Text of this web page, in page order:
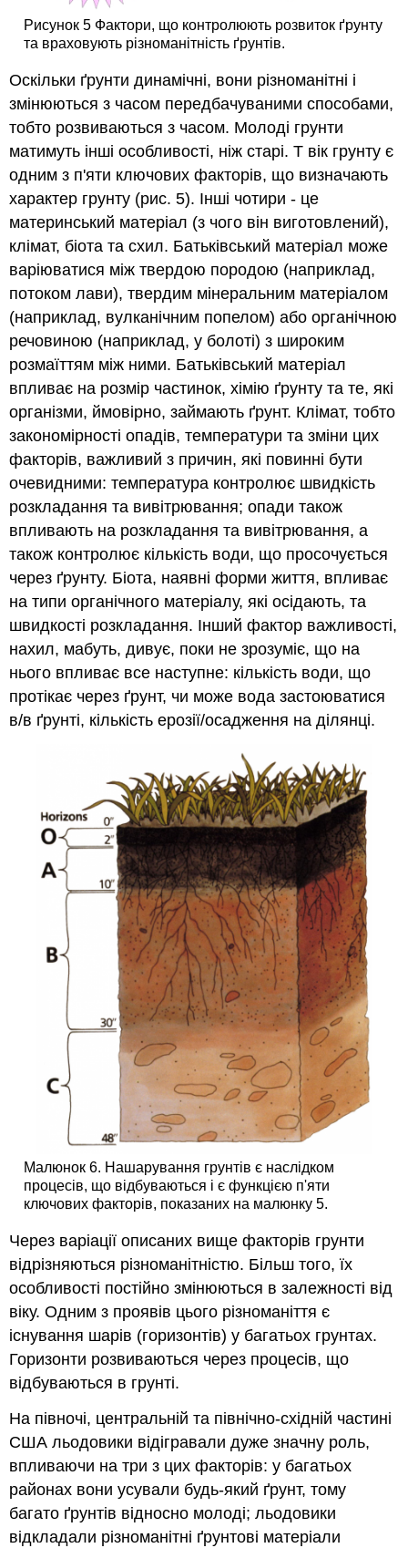
Рисунок 5 Фактори, що контролюють розвиток ґрунту
та враховують різноманітність ґрунтів.
Оскільки ґрунти динамічні, вони різноманітні і
змінюються з часом передбачуваними способами,
тобто розвиваються з часом. Молоді грунти
матимуть інші особливості, ніж старі. Т вік грунту є
одним з п'яти ключових факторів, що визначають
характер грунту (рис. 5). Інші чотири - це
материнський матеріал (з чого він виготовлений),
клімат, біота та схил. Батьківський матеріал може
варіюватися між твердою породою (наприклад,
потоком лави), твердим мінеральним матеріалом
(наприклад, вулканічним попелом) або органічною
речовиною (наприклад, у болоті) з широким
розмаїттям між ними. Батьківський матеріал
впливає на розмір частинок, хімію ґрунту та те, які
організми, ймовірно, займають ґрунт. Клімат, тобто
закономірності опадів, температури та зміни цих
факторів, важливий з причин, які повинні бути
очевидними: температура контролює швидкість
розкладання та вивітрювання; опади також
впливають на розкладання та вивітрювання, а
також контролює кількість води, що просочується
через ґрунту. Біота, наявні форми життя, впливає
на типи органічного матеріалу, які осідають, та
швидкості розкладання. Інший фактор важливості,
нахил, мабуть, дивує, поки не зрозуміє, що на
нього впливає все наступне: кількість води, що
протікає через ґрунт, чи може вода застоюватися
в/в ґрунті, кількість ерозії/осадження на ділянці.
Малюнок 6. Нашарування грунтів є наслідком
процесів, що відбуваються і є функцією п'яти
ключових факторів, показаних на малюнку 5.
Через варіації описаних вище факторів грунти
відрізняються різноманітністю. Більш того, їх
особливості постійно змінюються в залежності від
віку. Одним з проявів цього різноманіття є
існування шарів (горизонтів) у багатьох грунтах.
Горизонти розвиваються через процесів, що
відбуваються в грунті.
На півночі, центральній та північно-східній частині
США льодовики відігравали дуже значну роль,
впливаючи на три з цих факторів: у багатьох
районах вони усували будь-який ґрунт, тому
багато ґрунтів відносно молоді; льодовики
відкладали різноманітні ґрунтові матеріали